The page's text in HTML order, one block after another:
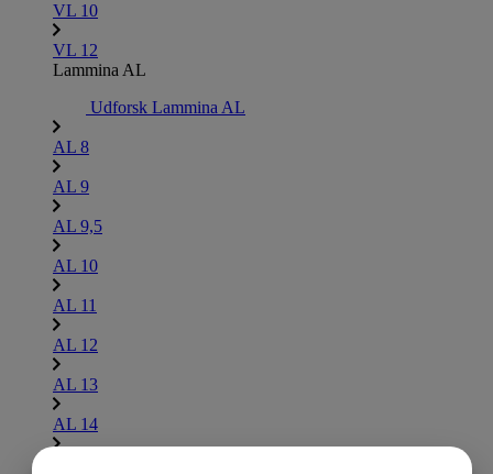
VL 10
VL 12
Lammina AL
Udforsk Lammina AL
AL 8
AL 9
AL 9,5
AL 10
AL 11
AL 12
AL 13
AL 14